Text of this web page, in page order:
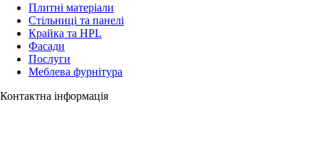
Плитні матеріали
Стільниці та панелі
Крайка та HPL
Фасади
Послуги
Меблева фурнітура
Контактна інформація